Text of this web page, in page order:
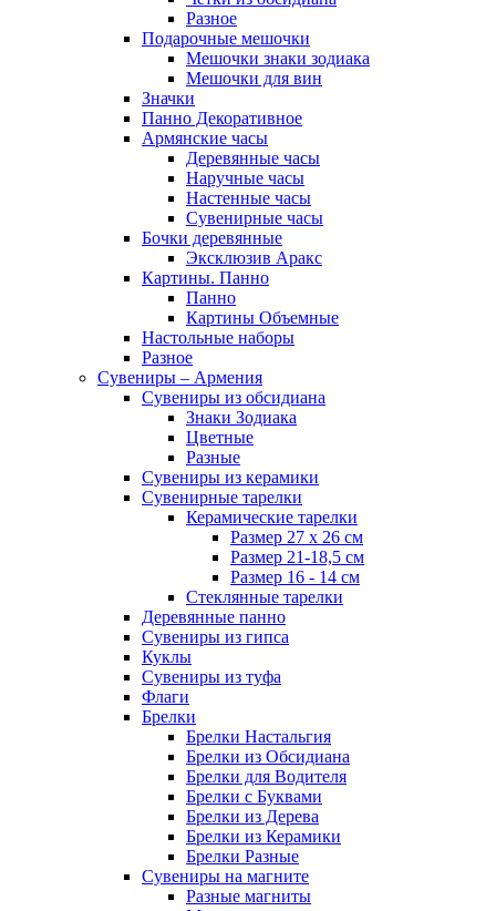
Разное
Подарочные мешочки
Мешочки знаки зодиака
Мешочки для вин
Значки
Панно Декоративное
Армянские часы
Деревянные часы
Наручные часы
Настенные часы
Сувенирные часы
Бочки деревянные
Эксклюзив Аракс
Картины. Панно
Панно
Картины Объемные
Настольные наборы
Разное
Сувениры – Армения
Сувениры из обсидиана
Знаки Зодиака
Цветные
Разные
Сувениры из керамики
Сувенирные тарелки
Керамические тарелки
Размер 27 х 26 см
Размер 21-18,5 см
Размер 16 - 14 см
Стеклянные тарелки
Деревянные панно
Сувениры из гипса
Куклы
Сувениры из туфа
Флаги
Брелки
Брелки Настальгия
Брелки из Обсидиана
Брелки для Водителя
Брелки с Буквами
Брелки из Дерева
Брелки из Керамики
Брелки Разные
Сувениры на магните
Разные магниты